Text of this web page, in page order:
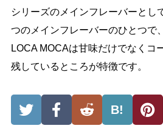
シリーズのメインフレーバーとし
つのメインフレーバーのひとつで
LOCA MOCAは甘味だけでなくコ
残しているところが特徴です。
B!